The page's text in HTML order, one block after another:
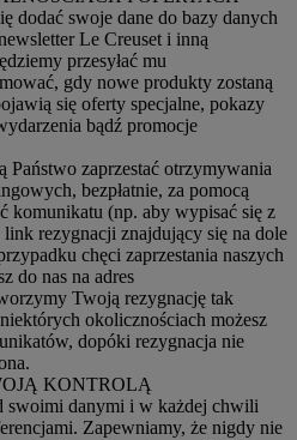
dodać swoje dane do bazy danych
Le Creuset i inną
przesyłać mu
gdy nowe produkty zostaną
się oferty specjalne, pokazy
bądź promocje
zaprzestać otrzymywania
bezpłatnie, za pomocą
komunikatu (np. aby wypisać się z
rezygnacji znajdujący się na dole
chęci zaprzestania naszych
do nas na adres
Twoją rezygnację tak
okolicznościach możesz
dopóki rezygnacja nie
KONTROLĄ
swoimi danymi i w każdej chwili
Zapewniamy, że nigdy nie